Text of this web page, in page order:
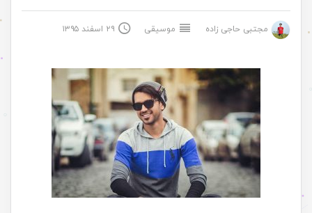
مجتبی حاجی زاده موسیقی ۲۹ اسفند ۱۳۹۵